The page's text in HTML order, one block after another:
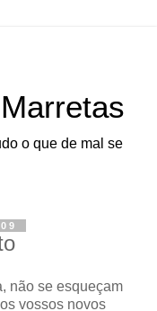
o que de mal se
não se esqueçam
vossos novos